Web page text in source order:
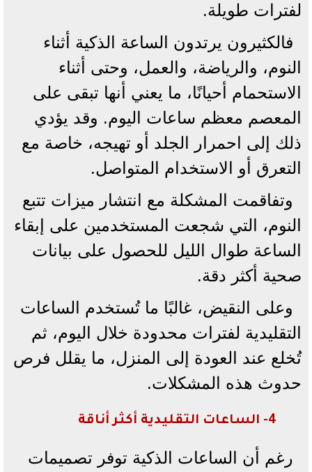
لفترات طويلة.
فالكثيرون يرتدون الساعة الذكية أثناء
النوم، والرياضة، والعمل، وحتى أثناء
الاستحمام أحيانًا، ما يعني أنها تبقى على
المعصم معظم ساعات اليوم. وقد يؤدي
ذلك إلى احمرار الجلد أو تهيجه، خاصة مع
التعرق أو الاستخدام المتواصل.
وتفاقمت المشكلة مع انتشار ميزات تتبع
النوم، التي شجعت المستخدمين على إبقاء
الساعة طوال الليل للحصول على بيانات
صحية أكثر دقة.
وعلى النقيض، غالبًا ما تُستخدم الساعات
التقليدية لفترات محدودة خلال اليوم، ثم
تُخلع عند العودة إلى المنزل، ما يقلل فرص
حدوث هذه المشكلات.
4- الساعات التقليدية أكثر أناقة
رغم أن الساعات الذكية توفر تصميمات